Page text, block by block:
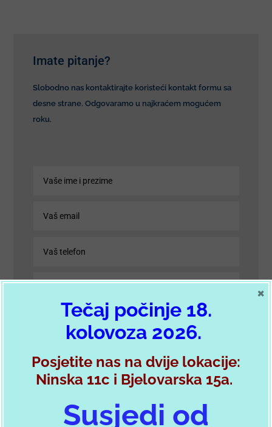
Imate pitanje?
Slobodno nas kontaktirajte koristeći kontakt formu sa
desne strane. Odgovaramo u najkraćem mogućem
roku.
Tečaj počinje 18.
kolovoza 2026.
Posjetite nas na dvije lokacije:
Ninska 11c i Bjelovarska 15a.
Susjedi od
×